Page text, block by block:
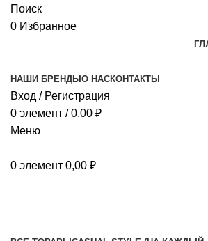
Поиск
0 Избранное
НАШИ БРЕНДЫ О НАСКОНТАКТЫ
Вход / Регистрация
0 элемент / 0,00 ₽
Меню
0 элемент 0,00 ₽